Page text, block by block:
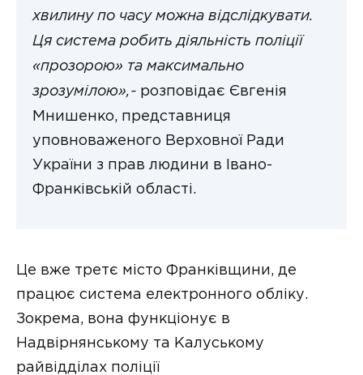
хвилину по часу можна відслідкувати.
Ця система робить діяльність поліції
«прозорою» та максимально
зрозумілою»,- розповідає Євгенія
Мнишенко, представниця
уповноваженого Верховної Ради
України з прав людини в Івано-
Франківській області.
Це вже третє місто Франківщини, де
працює система електронного обліку.
Зокрема, вона функціонує в
Надвірнянському та Калуському
райвідділах поліції